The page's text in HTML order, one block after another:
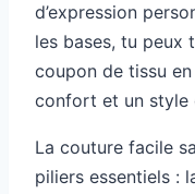
d’expression
les bases, tu peux
coupon de tissu
confort et un style
La couture facile
piliers essentiels :